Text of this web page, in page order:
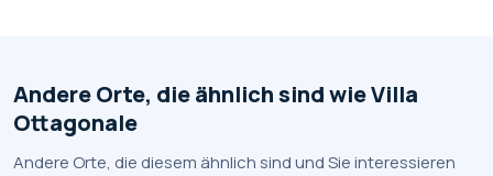
Andere Orte, die ähnlich sind wie Villa
Ottagonale
Andere Orte, die diesem ähnlich sind und Sie interessieren